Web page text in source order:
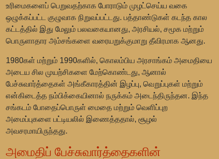
உரிமைகளைப் பெறுவதற்காக போராடும் முழட்செய்ய வகை
ஒழுக்கப்பட்ட குழுவாக நிறுவப்பட்டது. பத்தாண்டுகள் கடந்த கால
கட்டத்தில் இது மேலும் பலவகையானது, அரசியல், சமூக மற்றும்
பொருளாதார அம்சங்களை வரையறுக்குமாறு தீவிரமாக ஆனது.
1980கள் மற்றும் 1990களில், கொலம்பிய அரசாங்கம் அமைதியை
அடைய சில முயற்சிகளை மேற்கொண்டது, ஆனால்
பேச்சுவார்த்தைகள் அங்கீகாரத்தின் இழப்பு, வெறுப்புகள் மற்றும்
என்கிடைத்த நம்பிக்கையினால் நருக்கம் அடைந்திருந்தன. இந்த
சங்கடம் போதைப்பொருள் மைதை மற்றும் வெளிப்புற
அமைப்புகளை பட்டியலில் இணைத்ததால், சூழல்
அவசரமாயிருந்தது.
அமைதிப் பேச்சுவார்த்தைகளின்